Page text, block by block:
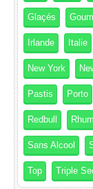
Glaçés
Irlande Italie
New York
Pastis Porto
Redbull Rhum
Sans Alcool
Top Triple